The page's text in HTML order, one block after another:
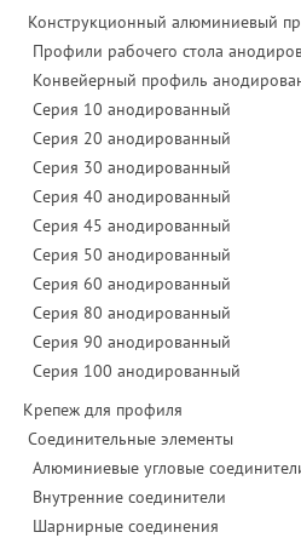
Конструкционный алюминиевый
Профили рабочего стола
Конвейерный профиль
Серия 10 анодированный
Серия 20 анодированный
Серия 30 анодированный
Серия 40 анодированный
Серия 45 анодированный
Серия 50 анодированный
Серия 60 анодированный
Серия 80 анодированный
Серия 90 анодированный
Серия 100 анодированный
Крепеж для профиля
Соединительные элементы
Алюминиевые угловые
Внутренние соединители
Шарнирные соединения